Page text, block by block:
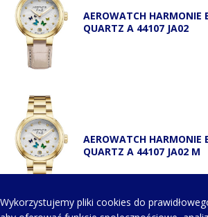
AEROWATCH HARMONIE
QUARTZ A 44107 JA02
AEROWATCH HARMONIE
QUARTZ A 44107 JA02 M
Wykorzystujemy pliki cookies do